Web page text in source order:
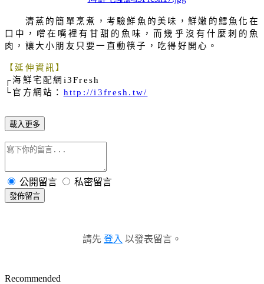
清蒸的簡單烹煮，考驗鮮魚的美味，鮮嫩的鱈魚化在
口中，嚐在嘴裡有甘甜的魚味，而幾乎沒有什麼刺的魚
肉，讓大小朋友只要一直動筷子，吃得好開心。
【延伸資訊】
┌海鮮宅配網 i3Fresh
└官方網站： http://i3fresh.tw/
載入更多
公開留言 私密留言
發佈留言
請先 登入 以發表留言。
Recommended